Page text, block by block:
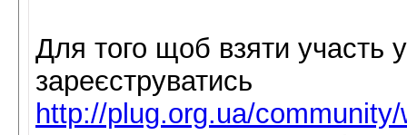
Для того щоб взяти участь
зареєструватись
http://plug.org.ua/